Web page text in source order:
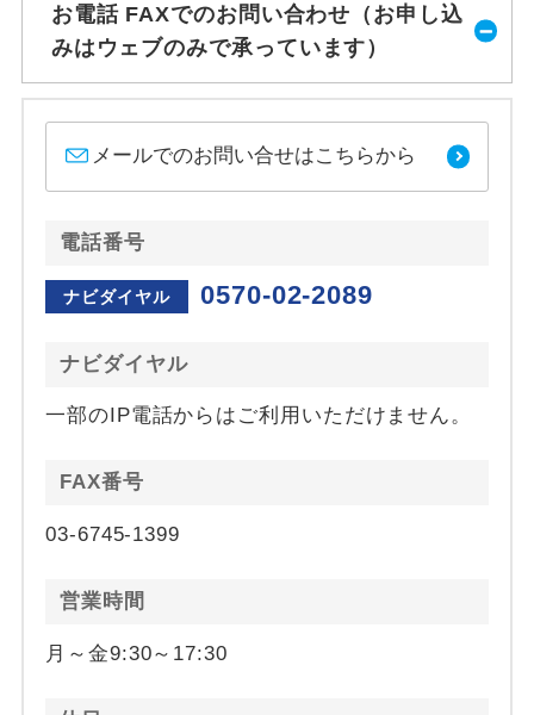
お電話 FAXでのお問い合わせ（お申し込
みはウェブのみで承っています）
メールでのお問い合せはこちらから
電話番号
ナビダイヤル 0570-02-2089
ナビダイヤル
一部のIP電話からはご利用いただけません。
FAX番号
03-6745-1399
営業時間
月～金9:30～17:30